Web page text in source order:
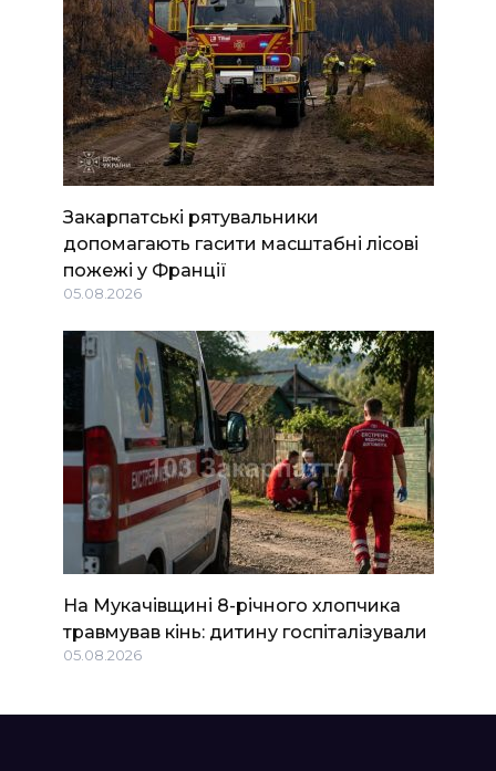
Закарпатські рятувальники
допомагають гасити масштабні лісові
пожежі у Франції
05.08.2026
На Мукачівщині 8-річного хлопчика
травмував кінь: дитину госпіталізували
05.08.2026